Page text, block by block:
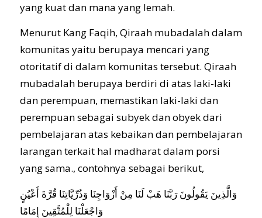
yang kuat dan mana yang lemah.
Menurut Kang Faqih, Qiraah mubadalah dalam
komunitas yaitu berupaya mencari yang
otoritatif di dalam komunitas tersebut. Qiraah
mubadalah berupaya berdiri di atas laki-laki
dan perempuan, memastikan laki-laki dan
perempuan sebagai subyek dan obyek dari
pembelajaran atas kebaikan dan pembelajaran
larangan terkait hal madharat dalam porsi
yang sama., contohnya sebagai berikut,
وَالَّذِينَ يَقُولُونَ رَبَّنَا هَبْ لَنَا مِنْ أَزْوَاجِنَا وَذُرِّيَّاتِنَا قُرَّةَ أَعْيُنٍ
وَاجْعَلْنَا لِلْمُتَّقِينَ إِمَامًا